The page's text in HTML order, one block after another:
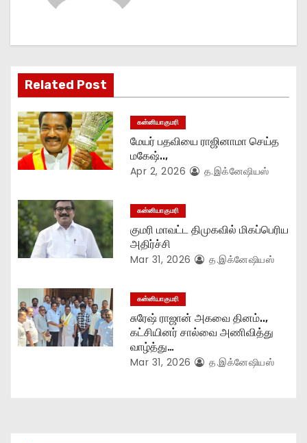
a
t
i
o
n
Related Post
கன்னியாகுமரி
மேயர் பதவியை ராஜினாமா செய்த
மகேஷ்..,
Apr 2, 2026 த.இக்னேஷியஸ்
கன்னியாகுமரி
குமரி மாவட்ட திமுகவில் மிகப்பெரிய
அதிர்ச்சி
Mar 31, 2026 த.இக்னேஷியஸ்
கன்னியாகுமரி
சுரேஷ் ராஜான் அகவை தினம்..,
கட்சியினர் சால்வை அணிவித்து
வாழ்த்து…
Mar 31, 2026 த.இக்னேஷியஸ்